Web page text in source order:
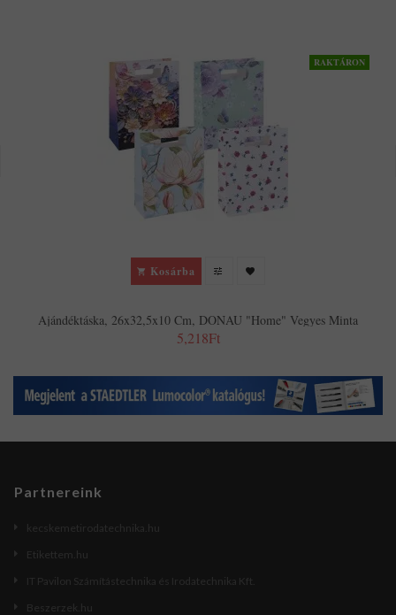
RAKTÁRON
Kosárba
Ajándéktáska, 26x32,5x10 Cm, DONAU "Home" Vegyes Minta
5,218Ft
Partnereink
kecskemetirodatechnika.hu
Etikettem.hu
IT Pavilon Számítástechnika és Irodatechnika Kft.
Beszerzek.hu